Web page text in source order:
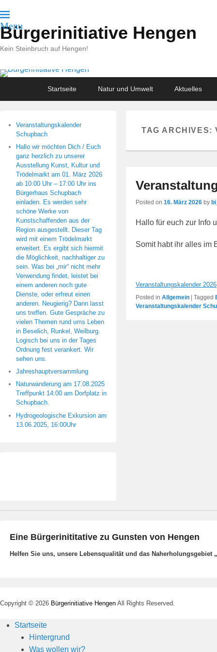
Menu
Bürgerinitiative Hengen
Kein Steinbruch auf Hengen!
Startseite Natur und Umwelt Aktuelles
TAG ARCHIVES:
Posted on 16. März 2026 by
Hallo für euch zur Info
Somit habt ihr alles im
Veranstaltungskalender 2026
Posted in Allgemein | Tagged
Veranstaltungskalender
Veranstaltungskalender
Schupbach
Hallo wir möchten Dich / Euch
ganz herzlich zu unserer
Ausstellung Kunst, Kultur und
Trödelmarkt am 01. März 2026
ab 10:00 Uhr – 17:00 Uhr ins
Bürgerhaus Schupbach
einladen. Es werden sehr
schöne Werke von
Kunstschaffenden aus der
Region ausgestellt. Dieser Tag
wird mit einem Trödelmarkt
erweitert. Es ergibt sich hiermit
die Möglichkeit, nachhaltiger zu
sein. Was bei „mir“ nicht mehr
Verwendung findet, leistet bei
einem anderen noch gute
Dienste, oder erfreut einen
anderen. Neugierig? Dann lasst
uns treffen. Gute Gespräche zu
vielen Themen rund ums Leben
in Beselich, Runkel, Weilburg.
Logisch bei uns in der Tages
Ordnung fest verankert. Wir
sehen uns.
Jahreshauptversammlung
Naturwanderung am 17.08.2025
Treffpunkt 14:00 am Dorfplatz in
Schupbach.
Hydrogeologische Exkursion am
13.06.2025, 16:00Uhr
Eine Bürgerinititative zu Gunsten von Hengen
Helfen Sie uns, unsere Lebensqualität und das Naherholungsgebiet
Copyright © 2026 Bürgerinitiative Hengen All Rights Reserved.
Startseite
Hintergrund
Was wollen wir?